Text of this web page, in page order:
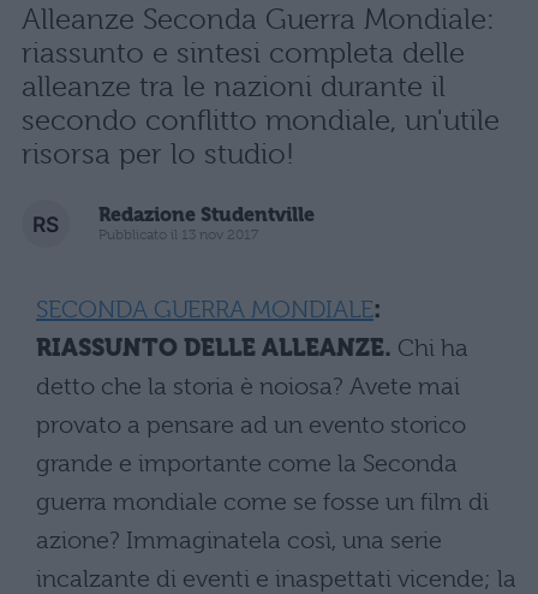
Alleanze Seconda Guerra Mondiale:
riassunto e sintesi completa delle
alleanze tra le nazioni durante il
secondo conflitto mondiale, un'utile
risorsa per lo studio!
Redazione Studentville
Pubblicato il 13 nov 2017
SECONDA GUERRA MONDIALE:
RIASSUNTO DELLE ALLEANZE. Chi ha
detto che la storia è noiosa? Avete mai
provato a pensare ad un evento storico
grande e importante come la Seconda
guerra mondiale come se fosse un film di
azione? Immaginatela così, una serie
incalzante di eventi e inaspettati vicende; la